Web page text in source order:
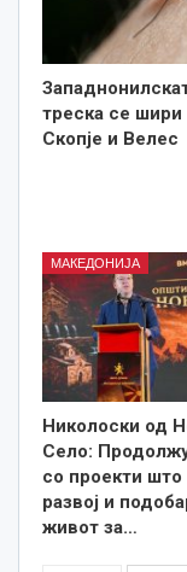
треска се шири
Скопје и Велес
МАКЕДОНИЈА
Николоски од
Село:
со проекти што
развој и
живот за…